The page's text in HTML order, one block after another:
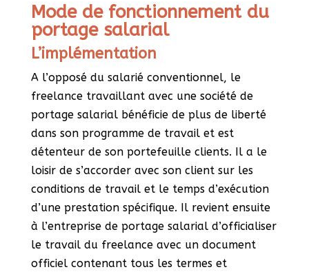
Mode de fonctionnement du
portage salarial
L’implémentation
A l’opposé du salarié conventionnel, le
freelance travaillant avec une société de
portage salarial bénéficie de plus de liberté
dans son programme de travail et est
détenteur de son portefeuille clients. Il a le
loisir de s’accorder avec son client sur les
conditions de travail et le temps d’exécution
d’une prestation spécifique. Il revient ensuite
à l’entreprise de portage salarial d’officialiser
le travail du freelance avec un document
officiel contenant tous les termes et